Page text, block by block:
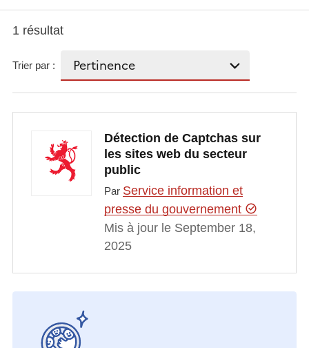
1 résultat
Trier par :
Détection de Captchas sur
les sites web du secteur
public
Par Service information et
presse du gouvernement
Mis à jour le September 18,
2025